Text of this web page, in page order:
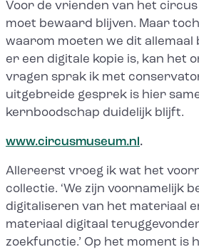
Voor de vrienden van het
moet bewaard blijven. Maar
waarom moeten we dit allemaal
er een digitale kopie is, kan het
vragen sprak ik met
uitgebreide gesprek is hier
kernboodschap duidelijk blijft.
www.circusmuseum.nl .
Allereerst vroeg ik wat het
collectie. ‘We zijn voornamelijk
digitaliseren van het materiaal
materiaal digitaal
zoekfunctie.’ Op het moment is